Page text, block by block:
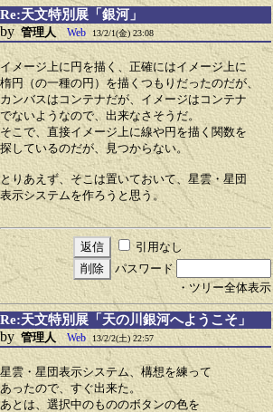
Re:天文特別展「銀河」
by 管理人 Web 13/2/1(金) 23:08
イメージ上に円を描く、正確にはイメージ上に
楕円（の一種の円）を描くつもりだったのだが、
カンバスはコンテナだが、イメージはコンテナ
でないようなので、出来なさそうだ。
そこで、直接イメージ上に線や円を描く関数を
探しているのだが、見つからない。
とりあえず、そこは置いておいて、星雲・星団
表示システムを作ろうと思う。
引用なし
パスワード
・ツリー全体表示
Re:天文特別展「天の川銀河へようこそ」
by 管理人 Web 13/2/2(土) 22:57
星雲・星団表示システム、構想を練って
あったので、すぐ出来た。
あとは、選択中のもののボタンの色を